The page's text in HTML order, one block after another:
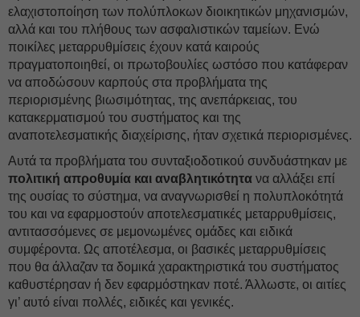
ελαχιστοποίηση των πολύπλοκων διοικητικών μηχανισμών,
αλλά και του πλήθους των ασφαλιστικών ταμείων. Ενώ
ποικίλες μεταρρυθμίσεις έχουν κατά καιρούς
πραγματοποιηθεί, οι πρωτοβουλίες ωστόσο που κατάφεραν
να αποδώσουν καρπούς στα προβλήματα της
περιορισμένης βιωσιμότητας, της ανεπάρκειας, του
κατακερματισμού του συστήματος και της
αναποτελεσματικής διαχείρισης, ήταν σχετικά περιορισμένες.
Αυτά τα προβλήματα του συνταξιοδοτικού συνδυάστηκαν με
πολιτική απροθυμία και αναβλητικότητα να αλλάξει επί
της ουσίας το σύστημα, να αναγνωρισθεί η πολυπλοκότητά
του και να εφαρμοστούν αποτελεσματικές μεταρρυθμίσεις,
αντιτασσόμενες σε μεμονωμένες ομάδες και ειδικά
συμφέροντα. Ως αποτέλεσμα, οι βασικές μεταρρυθμίσεις
που θα άλλαζαν τα δομικά χαρακτηριστικά του συστήματος
καθυστέρησαν ή δεν εφαρμόστηκαν ποτέ. Άλλωστε, οι αιτίες
γι’ αυτό είναι πολλές, ειδικές και γενικές.